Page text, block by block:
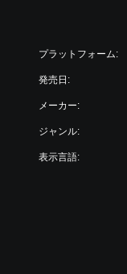
プラットフォーム:
発売日:
メーカー:
ジャンル:
表示言語: